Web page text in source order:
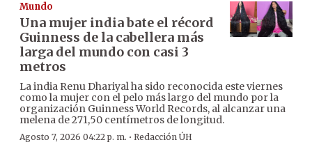
Mundo
Una mujer india bate el récord
Guinness de la cabellera más
larga del mundo con casi 3
metros
La india Renu Dhariyal ha sido reconocida este viernes
como la mujer con el pelo más largo del mundo por la
organización Guinness World Records, al alcanzar una
melena de 271,50 centímetros de longitud.
Agosto 7, 2026 04:22 p. m. · Redacción ÚH